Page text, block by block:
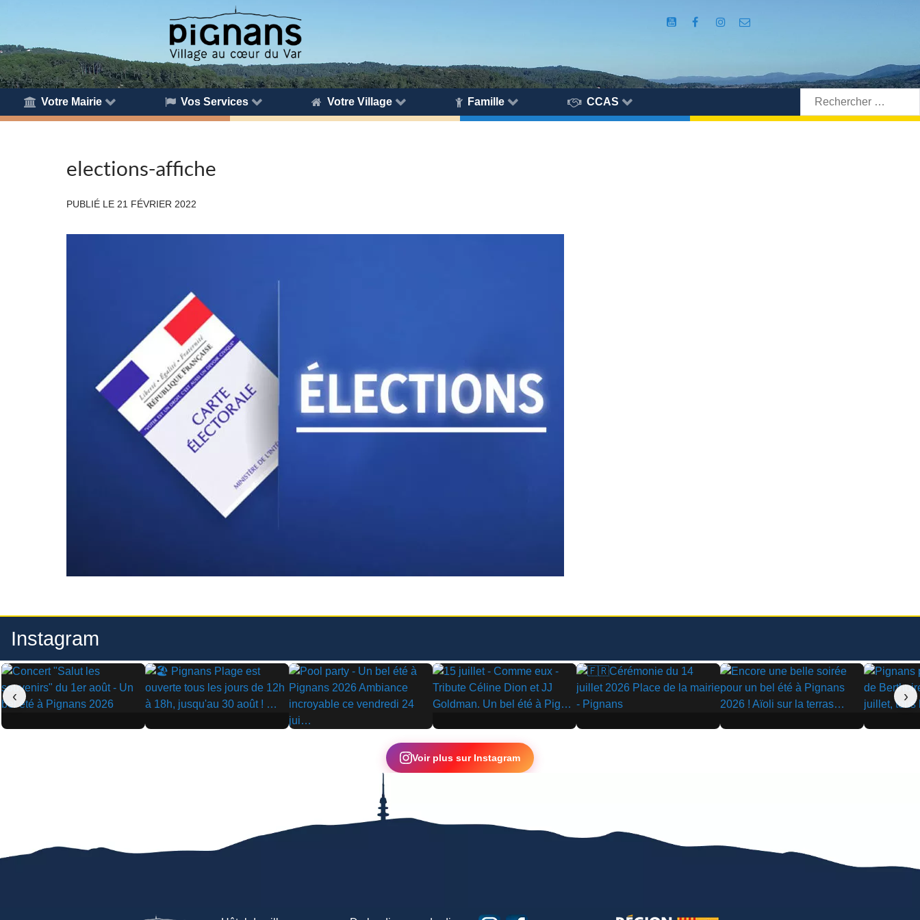
Votre Mairie Vos Services Votre Village Famille CCAS
Rechercher:
elections-affiche
PUBLIÉ LE 21 FÉVRIER 2022
Instagram
▶ ▶
▶
▶ ▶ ▶ ▶
‹ ›
Voir plus sur Instagram